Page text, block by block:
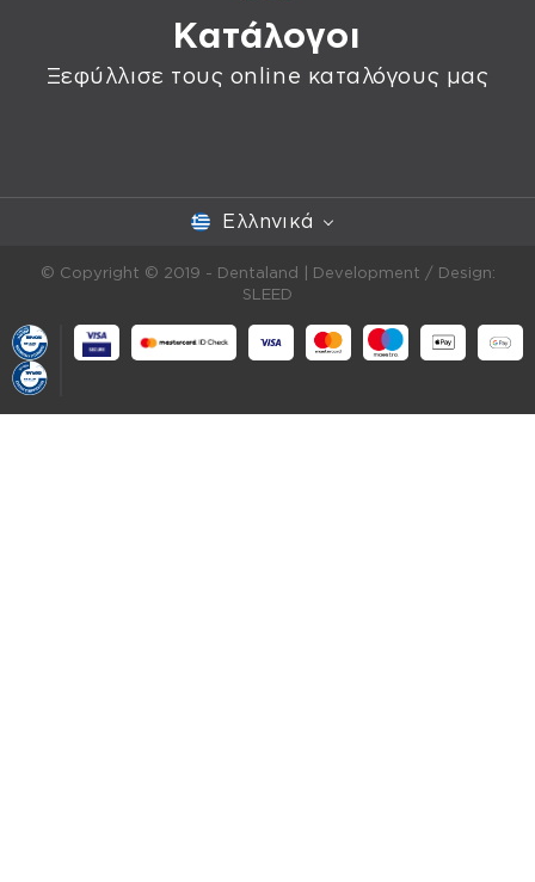
Κατάλογοι
Ξεφύλλισε τους online καταλόγους μας
Ελληνικά
© Copyright © 2019 - Dentaland |
Development / Design:
SLEED